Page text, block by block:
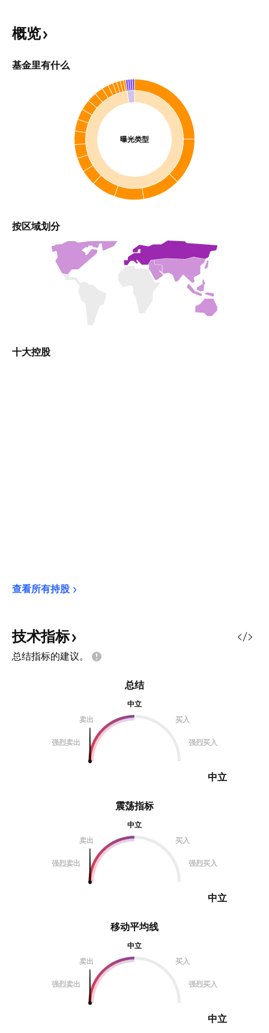
概览
基金里有什么
曝光类型
按区域划分
十大控股
查看所有持股
技术指标
总结指标的建议。
震荡指标
中立
卖出
买入
强烈卖出 强烈买入
中立
总结
中立
卖出
买入
强烈卖出 强烈买入
中立
移动平均线
中立
卖出
买入
强烈卖出 强烈买入
中立